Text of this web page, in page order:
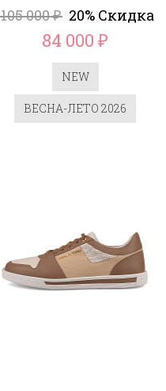
105 000₽ 20% Скидка
84 000₽
NEW
ВЕСНА-ЛЕТО 2026